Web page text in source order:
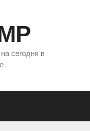
сегодня в